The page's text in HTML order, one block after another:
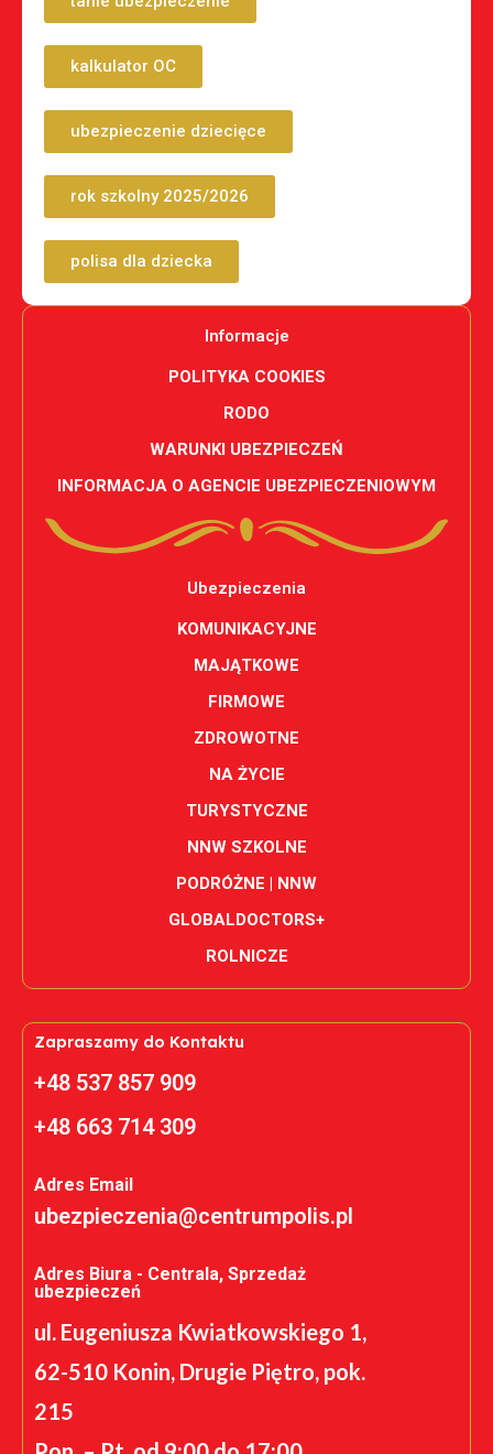
kalkulator OC
ubezpieczenie dziecięce
rok szkolny 2025/2026
polisa dla dziecka
Informacje
POLITYKA COOKIES
RODO
WARUNKI UBEZPIECZEŃ
INFORMACJA O AGENCIE UBEZPIECZENIOWYM
Ubezpieczenia
KOMUNIKACYJNE
MAJĄTKOWE
FIRMOWE
ZDROWOTNE
NA ŻYCIE
TURYSTYCZNE
NNW SZKOLNE
PODRÓŻNE | NNW
GLOBALDOCTORS+
ROLNICZE
Zapraszamy do Kontaktu
+48 537 857 909
+48 663 714 309
Adres Email
ubezpieczenia@centrumpolis.pl
Adres Biura - Centrala, Sprzedaż
ubezpieczeń
ul. Eugeniusza Kwiatkowskiego 1,
62-510 Konin, Drugie Piętro, pok.
215